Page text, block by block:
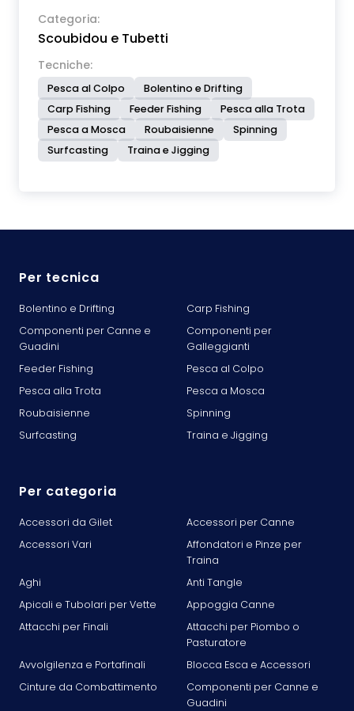
Categoria:
Scoubidou e Tubetti
Tecniche:
Pesca al Colpo
Bolentino e Drifting
Carp Fishing
Feeder Fishing
Pesca alla Trota
Pesca a Mosca
Roubaisienne
Spinning
Surfcasting
Traina e Jigging
Per tecnica
Bolentino e Drifting
Carp Fishing
Componenti per Canne e
Guadini
Componenti per
Galleggianti
Feeder Fishing
Pesca al Colpo
Pesca alla Trota
Pesca a Mosca
Roubaisienne
Spinning
Surfcasting
Traina e Jigging
Per categoria
Accessori da Gilet
Accessori per Canne
Accessori Vari
Affondatori e Pinze per
Traina
Aghi
Anti Tangle
Apicali e Tubolari per Vette
Appoggia Canne
Attacchi per Finali
Attacchi per Piombo o
Pasturatore
Avvolgilenza e Portafinali
Blocca Esca e Accessori
Cinture da Combattimento
Componenti per Canne e
Guadini